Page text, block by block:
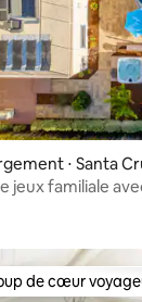
la base de 240
⋅ Santa
jeux familiale
de cœur
de cœur